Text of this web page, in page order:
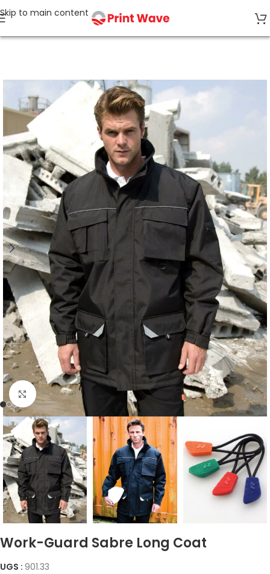
Skip to main content
Click to enlarge
Work-Guard Sabre Long Coat
UGS : 901.33